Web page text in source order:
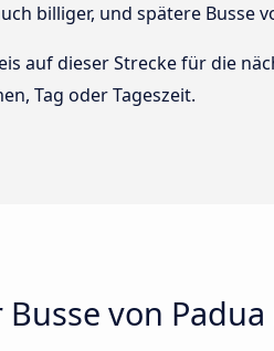
billiger, und spätere Busse
auf dieser Strecke für die
Tag oder Tageszeit.
von